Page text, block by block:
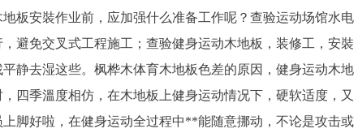
板安裝作业前，应加强什么准备工作呢？查验运动场馆水电
避免交叉式工程施工；查验健身运动木地板，装修工，安裝
静去湿这些。枫桦木体育木地板色差的原因，健身运动木地
四季溫度相仿，在木地板上健身运动情况下，硬软适度，又
脚好啦，在健身运动全过程中**能随意挪动，不论是攻击或